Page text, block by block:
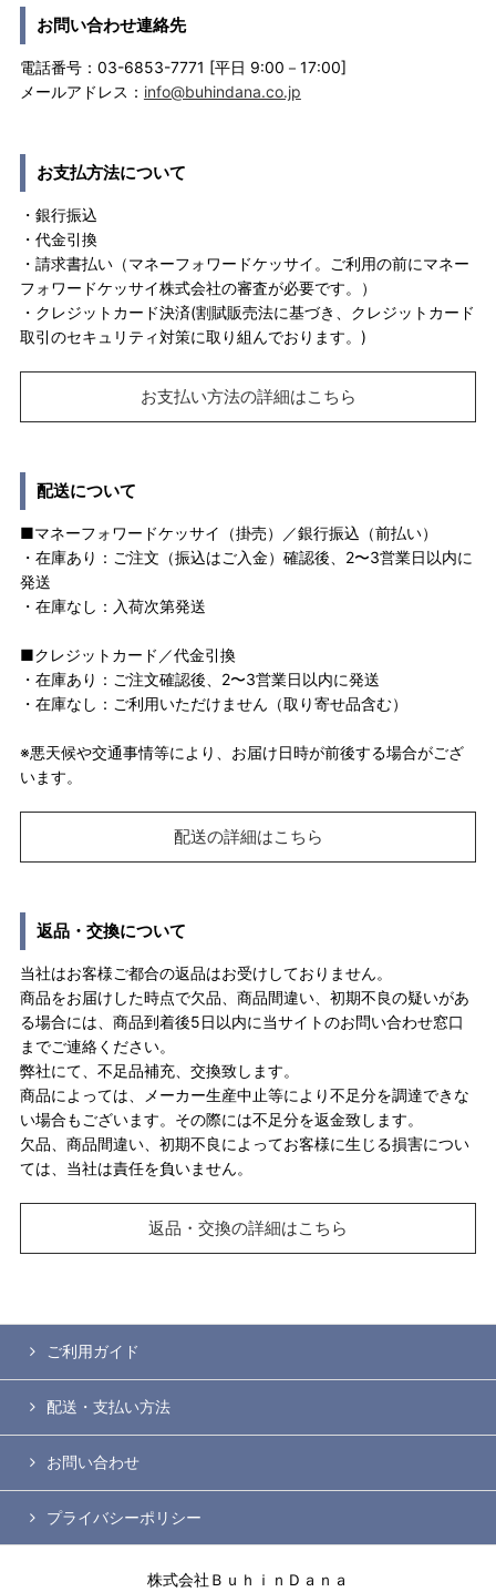
お問い合わせ連絡先
電話番号：03-6853-7771 [平日 9:00－17:00]
メールアドレス： info@buhindana.co.jp
お支払方法について
・銀行振込
・代金引換
・請求書払い（マネーフォワードケッサイ。ご利用の前にマネー
フォワードケッサイ株式会社の審査が必要です。）
・クレジットカード決済(割賦販売法に基づき、クレジットカード
取引のセキュリティ対策に取り組んでおります。)
お支払い方法の詳細はこちら
配送について
■マネーフォワードケッサイ（掛売）／銀行振込（前払い）
・在庫あり：ご注文（振込はご入金）確認後、2〜3営業日以内に
発送
・在庫なし：入荷次第発送
■クレジットカード／代金引換
・在庫あり：ご注文確認後、2〜3営業日以内に発送
・在庫なし：ご利用いただけません（取り寄せ品含む）
※悪天候や交通事情等により、お届け日時が前後する場合がござ
います。
配送の詳細はこちら
返品・交換について
当社はお客様ご都合の返品はお受けしておりません。
商品をお届けした時点で欠品、商品間違い、初期不良の疑いがあ
る場合には、商品到着後5日以内に当サイトのお問い合わせ窓口
までご連絡ください。
弊社にて、不足品補充、交換致します。
商品によっては、メーカー生産中止等により不足分を調達できな
い場合もございます。その際には不足分を返金致します。
欠品、商品間違い、初期不良によってお客様に生じる損害につい
ては、当社は責任を負いません。
返品・交換の詳細はこちら
ご利用ガイド
配送・支払い方法
お問い合わせ
プライバシーポリシー
株式会社ＢｕｈｉｎＤａｎａ